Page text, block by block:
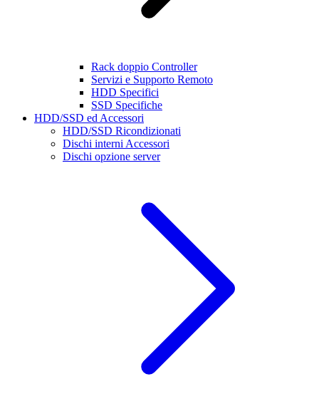
Rack doppio Controller
Servizi e Supporto Remoto
HDD Specifici
SSD Specifiche
HDD/SSD ed Accessori
HDD/SSD Ricondizionati
Dischi interni Accessori
Dischi opzione server